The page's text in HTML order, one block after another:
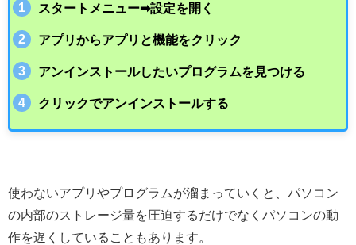
スタートメニュー➡︎設定を開く
アプリからアプリと機能をクリック
アンインストールしたいプログラムを見つける
クリックでアンインストールする
使わないアプリやプログラムが溜まっていくと、パソコン
の内部のストレージ量を圧迫するだけでなくパソコンの動
作を遅くしていることもあります。